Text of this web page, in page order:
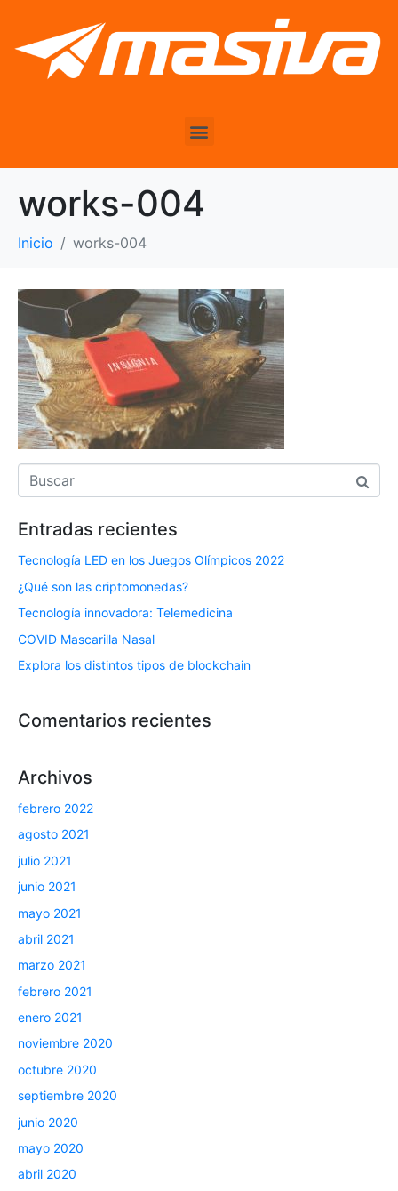
works-004
Inicio works-004
Entradas recientes
Tecnología LED en los Juegos Olímpicos 2022
¿Qué son las criptomonedas?
Tecnología innovadora: Telemedicina
COVID Mascarilla Nasal
Explora los distintos tipos de blockchain
Comentarios recientes
Archivos
febrero 2022
agosto 2021
julio 2021
junio 2021
mayo 2021
abril 2021
marzo 2021
febrero 2021
enero 2021
noviembre 2020
octubre 2020
septiembre 2020
junio 2020
mayo 2020
abril 2020